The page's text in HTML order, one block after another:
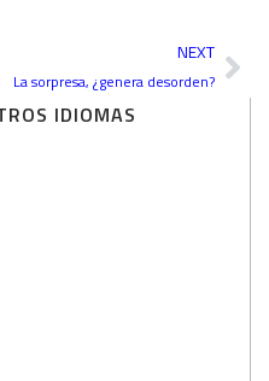
IDIOMAS
NEXT
La sorpresa, ¿genera desorden?